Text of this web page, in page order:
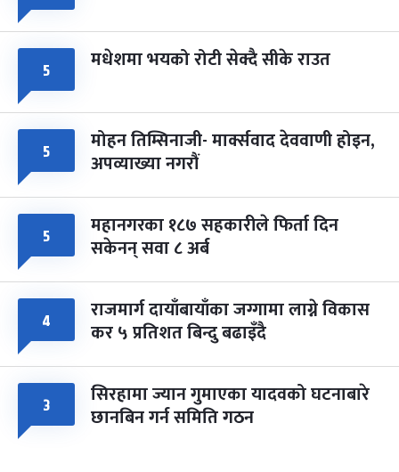
५ मधेशमा भयको रोटी सेक्दै सीके राउत
५ मोहन तिम्सिनाजी- मार्क्सवाद देववाणी होइन,
अपव्याख्या नगरौं
५ महानगरका १८७ सहकारीले फिर्ता दिन
सकेनन् सवा ८ अर्ब
४ राजमार्ग दायाँबायाँका जग्गामा लाग्ने विकास
कर ५ प्रतिशत बिन्दु बढाइँदै
३ सिरहामा ज्यान गुमाएका यादवको घटनाबारे
छानबिन गर्न समिति गठन